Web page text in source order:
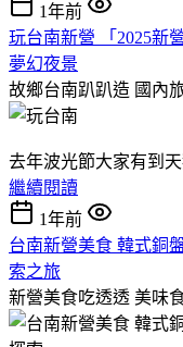
1年前
玩台南新營 「2025新
夢幻夜景
故鄉台南趴趴造 國內
去年波光節大家有到
繼續閱讀
1年前
台南新營美食 韓式銅
索之旅
新營美食吃透透 美味